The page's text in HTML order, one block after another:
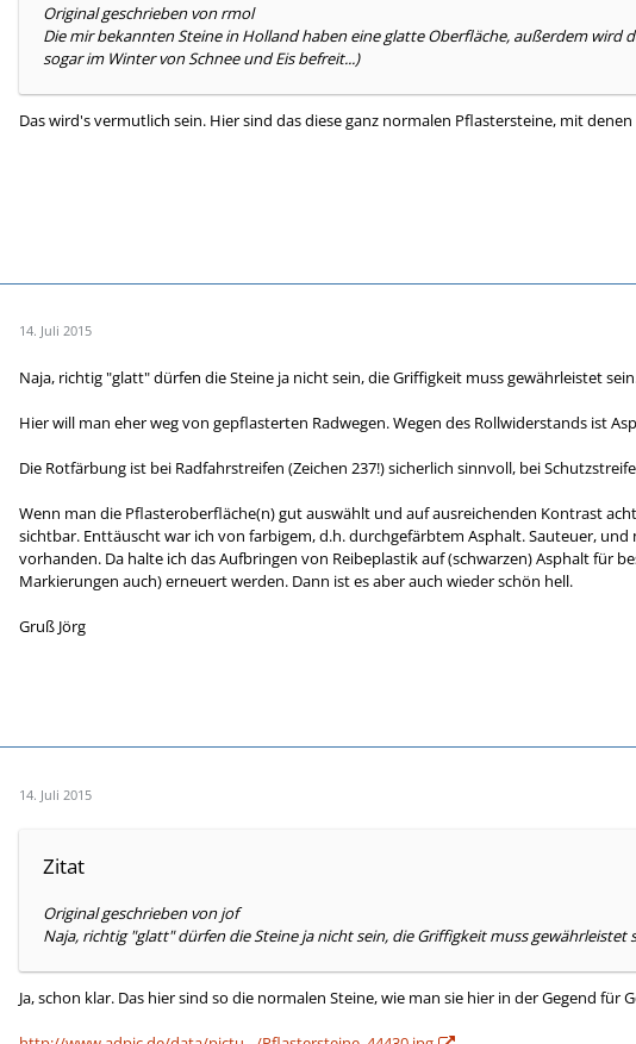
Original geschrieben von rmol
Die mir bekannten Steine in Holland haben eine glatte Oberfläche, außerdem wird
sogar im Winter von Schnee und Eis befreit...)
Das wird's vermutlich sein. Hier sind das diese ganz normalen Pflastersteine, mit
14. Juli 2015
Naja, richtig "glatt" dürfen die Steine ja nicht sein, die Griffigkeit muss gewährleistet
Hier will man eher weg von gepflasterten Radwegen. Wegen des Rollwiderstands ist
Die Rotfärbung ist bei Radfahrstreifen (Zeichen 237!) sicherlich sinnvoll, bei
Wenn man die Pflasteroberfläche(n) gut auswählt und auf ausreichenden Kontrast
sichtbar. Enttäuscht war ich von farbigem, d.h. durchgefärbtem Asphalt. Sauteuer,
vorhanden. Da halte ich das Aufbringen von Reibeplastik auf (schwarzen) Asphalt für
Markierungen auch) erneuert werden. Dann ist es aber auch wieder schön hell.
Gruß Jörg
14. Juli 2015
Zitat
Original geschrieben von jof
Naja, richtig "glatt" dürfen die Steine ja nicht sein, die Griffigkeit muss gewährleistet
Ja, schon klar. Das hier sind so die normalen Steine, wie man sie hier in der Gegend für